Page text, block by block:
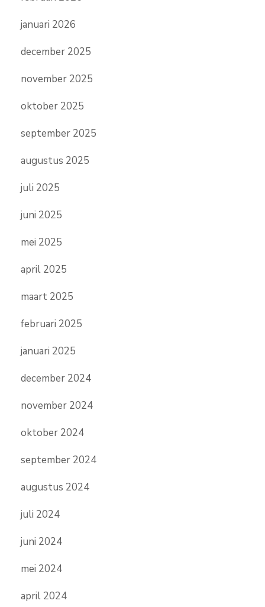
januari 2026
december 2025
november 2025
oktober 2025
september 2025
augustus 2025
juli 2025
juni 2025
mei 2025
april 2025
maart 2025
februari 2025
januari 2025
december 2024
november 2024
oktober 2024
september 2024
augustus 2024
juli 2024
juni 2024
mei 2024
april 2024